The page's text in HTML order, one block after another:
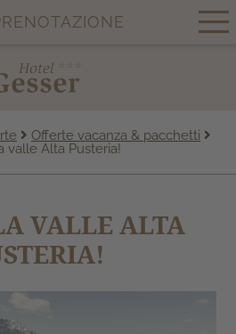
Offerte vacanza & pacchetti
valle Alta Pusteria!
VALLE ALTA